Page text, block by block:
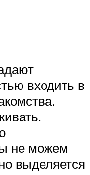
входить в
не можем
выделяется